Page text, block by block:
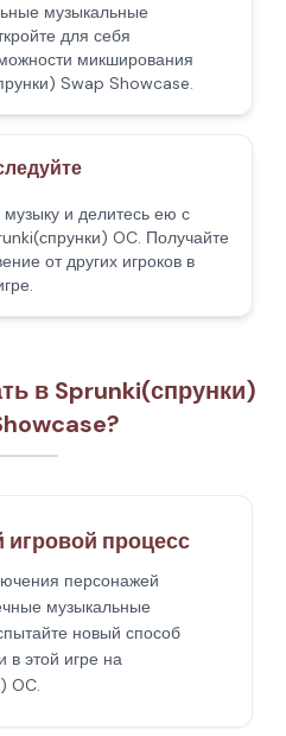
музыкальные
для себя
микширования
Swap Showcase.
и делитесь ею с
OC. Получайте
от других игроков в
в Sprunki(спрунки)
процесс
персонажей
музыкальные
новый способ
в этой игре на
OC.